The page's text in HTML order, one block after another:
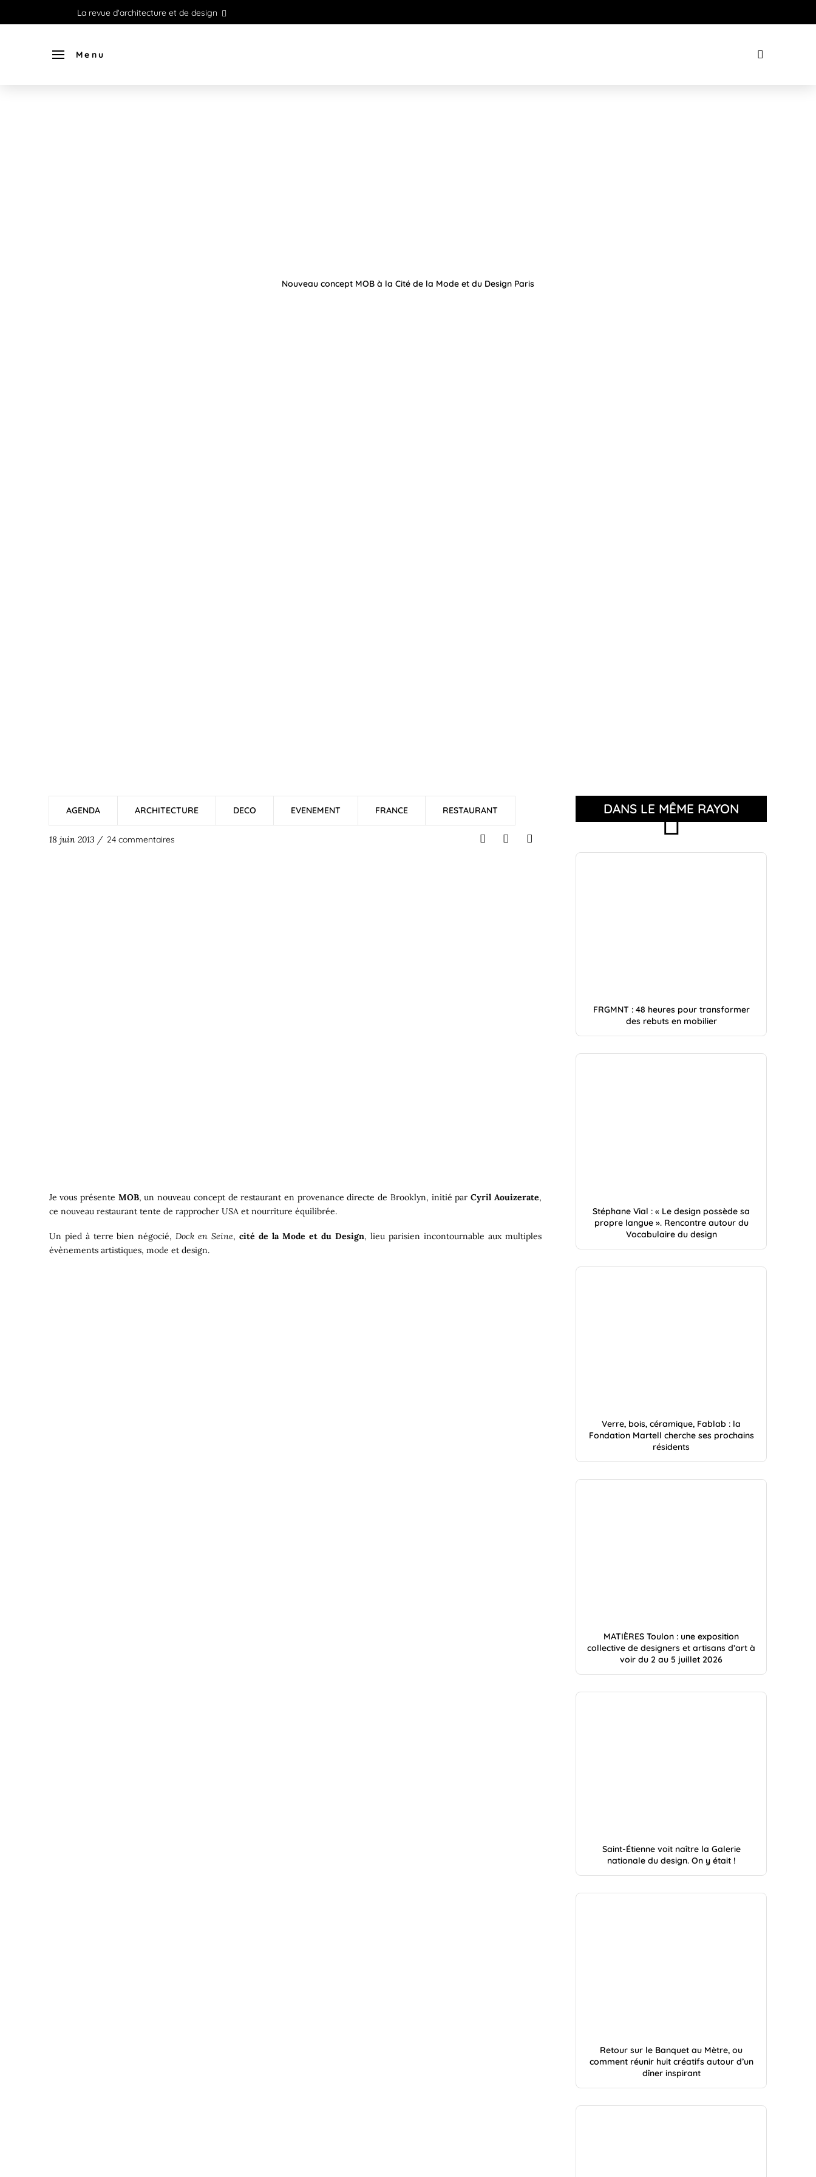
La revue d'architecture et de design
Menu
Nouveau concept MOB à la Cité de la Mode et du Design Paris
AGENDA ARCHITECTURE DECO EVENEMENT FRANCE RESTAURANT
18 juin 2013 / 24 commentaires
Je vous présente MOB, un nouveau concept de restaurant en provenance directe de Brooklyn, initié parCyril Aouizerate,
ce nouveau restaurant tente de rapprocher USA et nourriture équilibrée.
Un pied à terre bien négocié,Dock en Seine,cité de la Mode et du Design, lieu parisien incontournable aux multiples
évènements artistiques, mode et design.
DANS LE MÊME RAYON
FRGMNT : 48 heures pour transformer
des rebuts en mobilier
Stéphane Vial : « Le design possède sa
propre langue ». Rencontre autour du
Vocabulaire du design
Verre, bois, céramique, Fablab : la
Fondation Martell cherche ses prochains
résidents
MATIÈRES Toulon : une exposition
collective de designers et artisans d’art à
voir du 2 au 5 juillet 2026
Saint-Étienne voit naître la Galerie
nationale du design. On y était !
Retour sur le Banquet au Mètre, ou
comment réunir huit créatifs autour d’un
dîner inspirant